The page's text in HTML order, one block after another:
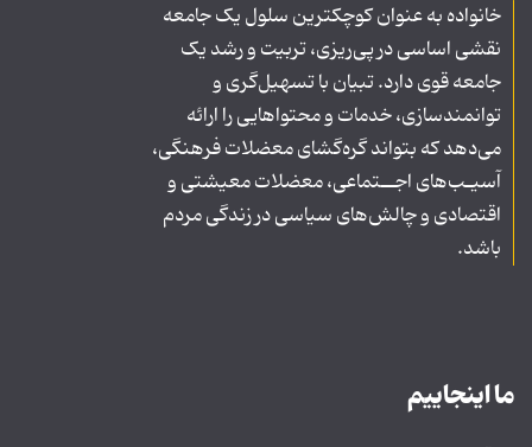
خانواده به عنوان کوچکترین سلول یک جامعه
نقشی اساسی در پی‌ریزی، تربیت و رشد یک
جامعه قوی دارد. تبیان با تسهیل‌گری و
توانمندسازی، خدمات و محتواهایی را ارائه
می‌دهد که بتواند گره‌گشای معضلات فرهنگی،
آسیـب‌های اجــتماعی، معضلات معیشتی و
اقتصادی و چالش‌های سیاسی در زندگی مردم
باشد.
ما اینجاییم